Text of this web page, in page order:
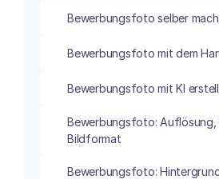
Bewerbungsfoto selber
Bewerbungsfoto mit dem
Bewerbungsfoto mit KI
Bewerbungsfoto: Auflösung,
Bildformat
Bewerbungsfoto: